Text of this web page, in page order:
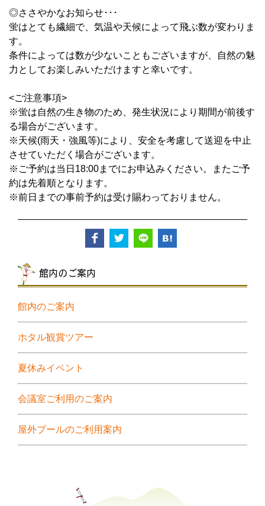
◎ささやかなお知らせ･･･
蛍はとても繊細で、気温や天候によって飛ぶ数が変わりま
す。
条件によっては数が少ないこともございますが、自然の魅
力としてお楽しみいただけますと幸いです。
<ご注意事項>
※蛍は自然の生き物のため、発生状況により期間が前後す
る場合がございます。
※天候(雨天・強風等)により、安全を考慮して送迎を中止
させていただく場合がございます。
※ご予約は当日18:00までにお申込みください。またご予
約は先着順となります。
※前日までの事前予約は受け賜わっておりません。
館内のご案内
館内のご案内
ホタル観賞ツアー
夏休みイベント
会議室ご利用のご案内
屋外プールのご利用案内